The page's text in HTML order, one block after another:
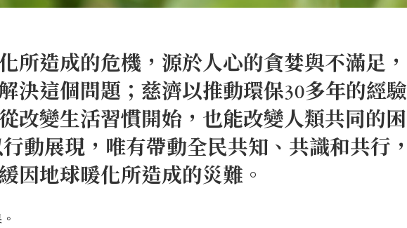
所造成的危機，源於人心的貪婪與不滿足，
決這個問題；慈濟以推動環保30多年的經驗
改變生活習慣開始，也能改變人類共同的困
動展現，唯有帶動全民共知、共識和共行，
因地球暖化所造成的災難。